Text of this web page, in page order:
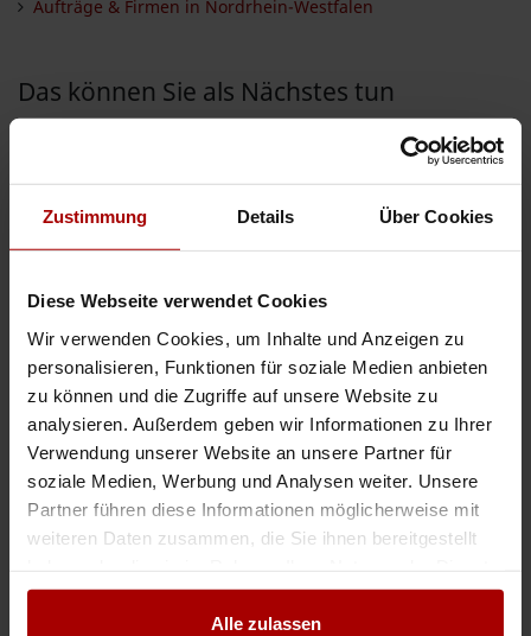
Zustimmung Details Über Cookies
Diese Webseite verwendet Cookies
Wir verwenden Cookies, um Inhalte und Anzeigen zu
personalisieren, Funktionen für soziale Medien anbieten
zu können und die Zugriffe auf unsere Website zu
analysieren. Außerdem geben wir Informationen zu Ihrer
Verwendung unserer Website an unsere Partner für
soziale Medien, Werbung und Analysen weiter. Unsere
Partner führen diese Informationen möglicherweise mit
weiteren Daten zusammen, die Sie ihnen bereitgestellt
gesammelt haben.
Alle zulassen
Aufträge & Firmen in Nordrhein-Westfalen
Das können Sie als Nächstes tun
INSERIEREN
Auftrag vergeben
Auftrag suchen
TYPUS
Aufträge